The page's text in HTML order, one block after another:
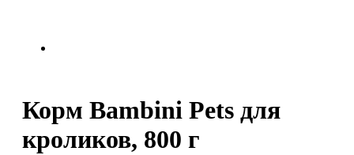
Корм Bambini Pets для
кроликов, 800 г